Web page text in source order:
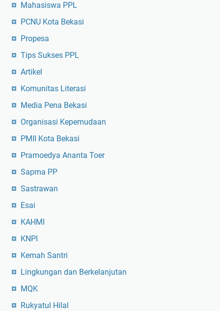
Mahasiswa PPL
PCNU Kota Bekasi
Propesa
Tips Sukses PPL
Artikel
Komunitas Literasi
Media Pena Bekasi
Organisasi Kepemudaan
PMII Kota Bekasi
Pramoedya Ananta Toer
Sapma PP
Sastrawan
Esai
KAHMI
KNPI
Kemah Santri
Lingkungan dan Berkelanjutan
MQK
Rukyatul Hilal